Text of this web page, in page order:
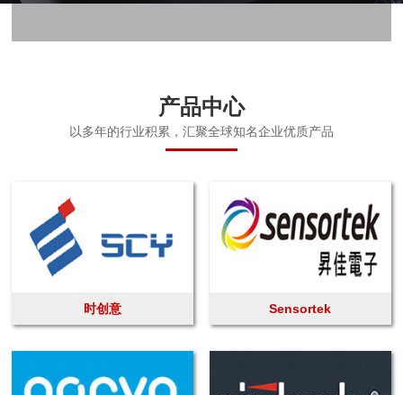
产品中心
以多年的行业积累，汇聚全球知名企业优质产品
时创意 Sensortek